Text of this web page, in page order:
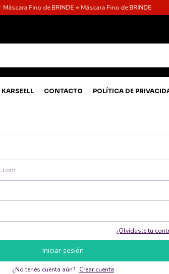
Fino de BRINDE ⭐ Máscara Fino de BRINDE
CONTACTO POLÍTICA DE
¿Olvidaste tu
Iniciar sesión
¿No tenés cuenta aún? Crear cuenta